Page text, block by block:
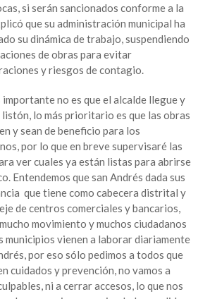
si serán sancionados conforme a la
que su administración municipal ha
su dinámica de trabajo, suspendiendo
de obras para evitar
y riesgos de contagio.
importante no es que el alcalde llegue y
lo más prioritario es que las obras
y sean de beneficio para los
por lo que en breve supervisaré las
ver cuales ya están listas para abrirse
Entendemos que san Andrés dada sus
que tiene como cabecera distrital y
de centros comerciales y bancarios,
movimiento y muchos ciudadanos
municipios vienen a laborar diariamente
por eso sólo pedimos a todos que
cuidados y prevención, no vamos a
ni a cerrar accesos, lo que nos